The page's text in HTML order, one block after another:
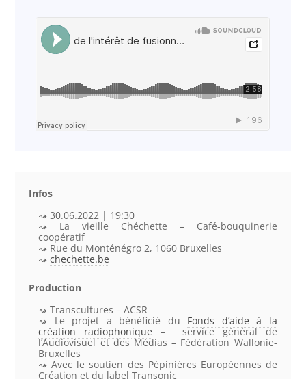
Infos
30.06.2022 | 19:30
La vieille Chéchette – Café-bouquinerie
coopératif
Rue du Monténégro 2, 1060 Bruxelles
chechette.be
Production
Transcultures – ACSR
Le projet a bénéficié du Fonds d’aide à la
création radiophonique – service général de
l’Audiovisuel et des Médias – Fédération Wallonie-
Bruxelles
Avec le soutien des Pépinières Européennes de
Création et du label Transonic